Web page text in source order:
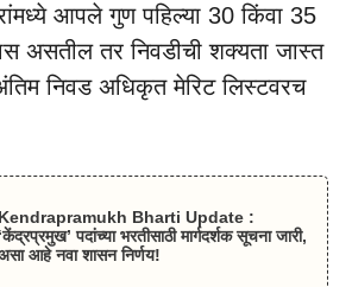
आपले गुण पहिल्या 30 किंवा 35
असतील तर निवडीची शक्यता जास्त
निवड अधिकृत मेरिट लिस्टवरच
Kendrapramukh Bharti Update :
‘केंद्रप्रमुख’ पदांच्या भरतीसाठी मार्गदर्शक सूचना जारी,
आहे नवा शासन निर्णय!